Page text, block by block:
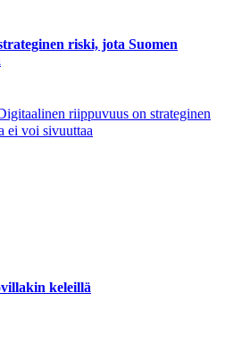
riski, jota Suomen
riippuvuus on strateginen
ei voi sivuuttaa
keleillä